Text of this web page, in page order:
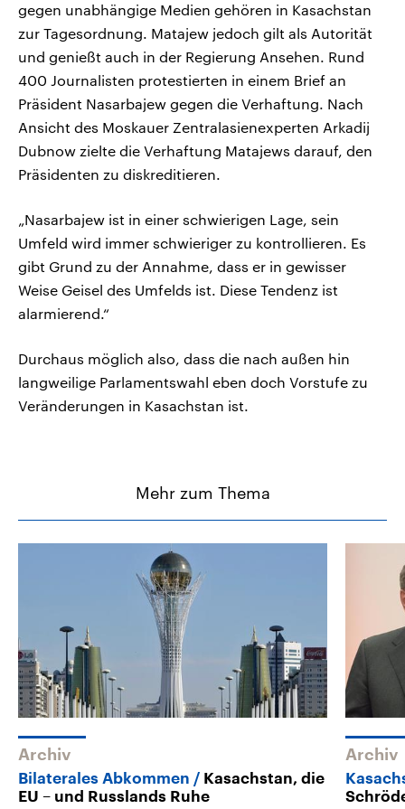
gegen unabhängige Medien gehören in Kasachstan
zur Tagesordnung. Matajew jedoch gilt als Autorität
und genießt auch in der Regierung Ansehen. Rund
400 Journalisten protestierten in einem Brief an
Präsident Nasarbajew gegen die Verhaftung. Nach
Ansicht des Moskauer Zentralasienexperten Arkadij
Dubnow zielte die Verhaftung Matajews darauf, den
Präsidenten zu diskreditieren.
„Nasarbajew ist in einer schwierigen Lage, sein
Umfeld wird immer schwieriger zu kontrollieren. Es
gibt Grund zu der Annahme, dass er in gewisser
Weise Geisel des Umfelds ist. Diese Tendenz ist
alarmierend.“
Durchaus möglich also, dass die nach außen hin
langweilige Parlamentswahl eben doch Vorstufe zu
Veränderungen in Kasachstan ist.
Mehr zum Thema
Archiv
Bilaterales Abkommen
Kasachstan, die
EU – und Russlands Ruhe
Archiv